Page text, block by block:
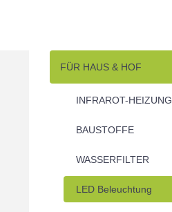
FÜR HAUS & HOF
INFRAROT-HEIZUNG
BAUSTOFFE
WASSERFILTER
LED Beleuchtung